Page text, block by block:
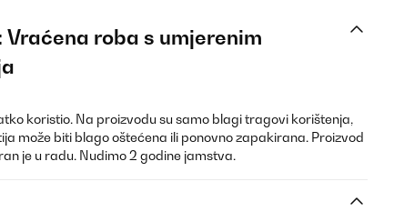
roba s umjerenim
koristio. Na proizvodu su samo blagi tragovi korištenja,
može biti blago oštećena ili ponovno zapakirana. Proizvod
je u radu. Nudimo 2 godine jamstva.